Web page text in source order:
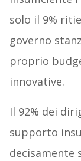
solo il 9%
governo
proprio
innovative.
Il 92% dei
supporto
decisamente